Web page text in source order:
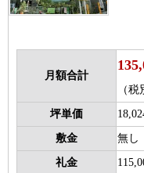
月額合計
（
坪単価
敷金 無し
礼金